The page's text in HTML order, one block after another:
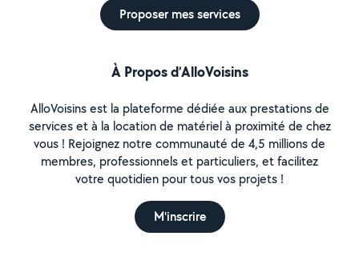
Proposer mes services
À Propos d’AlloVoisins
AlloVoisins est la plateforme dédiée aux prestations de
services et à la location de matériel à proximité de chez
vous ! Rejoignez notre communauté de 4,5 millions de
membres, professionnels et particuliers, et facilitez
votre quotidien pour tous vos projets !
M'inscrire